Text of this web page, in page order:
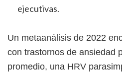
ejecutivas.
Un metaanálisis de 2022
con trastornos de ansiedad
promedio, una HRV